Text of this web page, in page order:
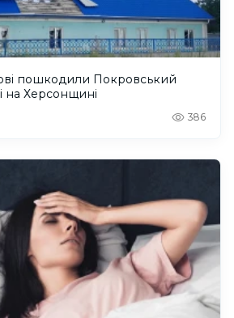
пошкодили Покровський
на Херсонщині
386